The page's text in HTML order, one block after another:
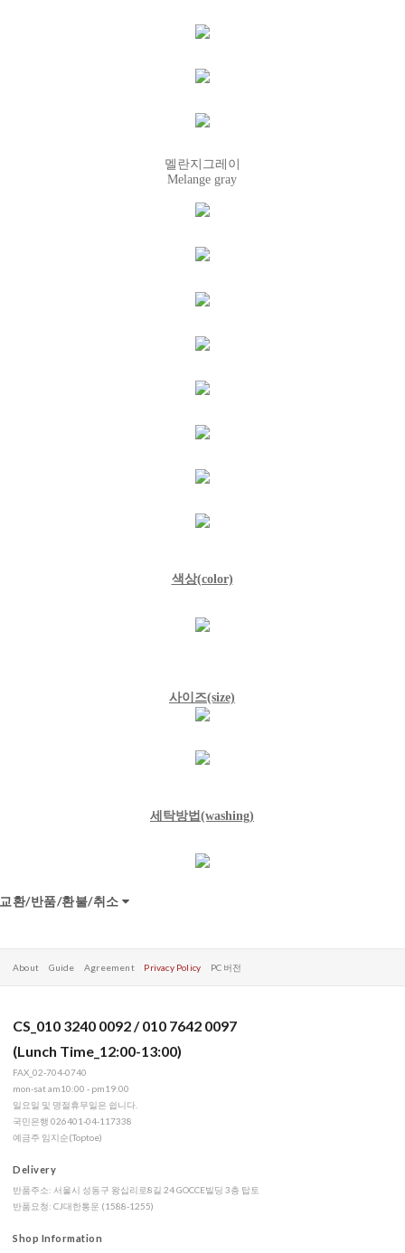
멜란지그레이
Melange gray
색상(color)
사이즈(size)
세탁방법(washing)
교환/반품/환불/취소
About Guide Agreement Privacy Policy PC 버전
CS_010 3240 0092 / 010 7642 0097
(Lunch Time_12:00-13:00)
FAX_02-704-0740
mon-sat am10:00 - pm19:00
일요일 및 명절휴무일은 쉽니다.
국민은행 026401-04-117338
예금주 임지순(Toptoe)
Delivery
반품주소: 서울시 성동구 왕십리로8길 24 GOCCE빌딩 3층 탑토
반품요청: CJ대한통운 (1588-1255)
Shop Information